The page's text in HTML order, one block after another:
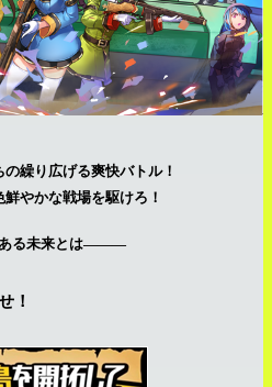
繰り広げる爽快バトル！
やかな戦場を駆けろ！
ある未来とは―――
！